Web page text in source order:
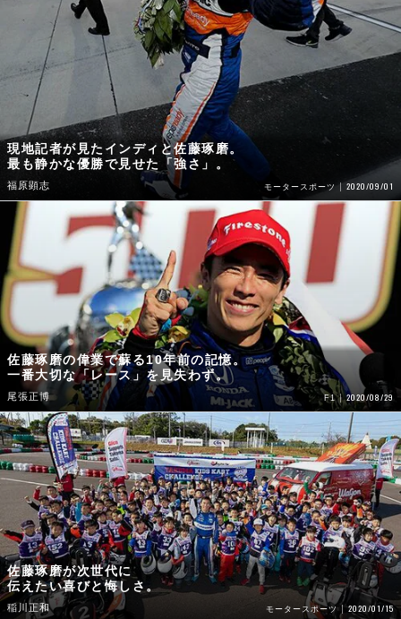
現地記者が見たインディと佐藤琢磨。
最も静かな優勝で見せた「強さ」。
福原顕志 モータースポーツ 2020/09/01
佐藤琢磨の偉業で蘇る10年前の記憶。
一番大切な「レース」を見失わず。
尾張正博 F1 2020/08/29
佐藤琢磨が次世代に
伝えたい喜びと悔しさ。
稲川正和 モータースポーツ 2020/01/15